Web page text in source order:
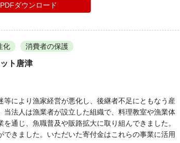
PDFダウンロード
化 消費者の保護
ト唐津
により漁家経営が悪化し、後継者不足にともなう産
法人は漁業者が設立した組織で、料理教室や漁業体
通じ、魚職普及や販路拡大に取り組んできました。
きました。いただいた寄付金はこれらの事業に活用